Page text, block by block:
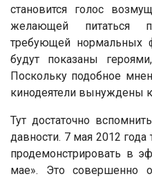
становится голос
желающей питаться
требующей нормальных
будут показаны
Поскольку подобное
кинодеятели вынуждены
Тут достаточно
давности. 7 мая 2012
продемонстрировать в
мае». Это совершенно